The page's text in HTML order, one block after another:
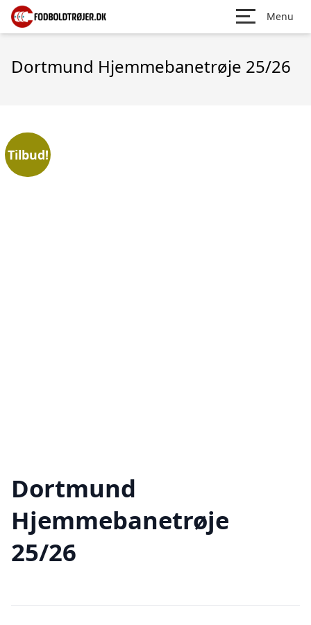
Menu
Dortmund Hjemmebanetrøje 25/26
Tilbud!
Dortmund
Hjemmebanetrøje
25/26